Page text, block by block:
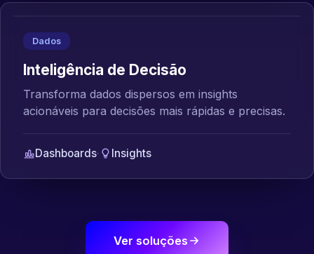
Dados
Inteligência de Decisão
Transforma dados dispersos em insights
acionáveis para decisões mais rápidas e precisas.
Dashboards· Insights
Ver soluções